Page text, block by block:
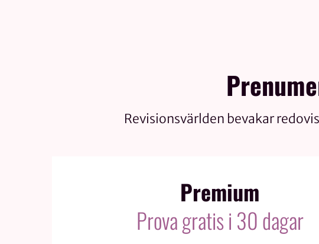
Revisionsvärlden bevakar
Premium
Prova gratis i 30 dagar